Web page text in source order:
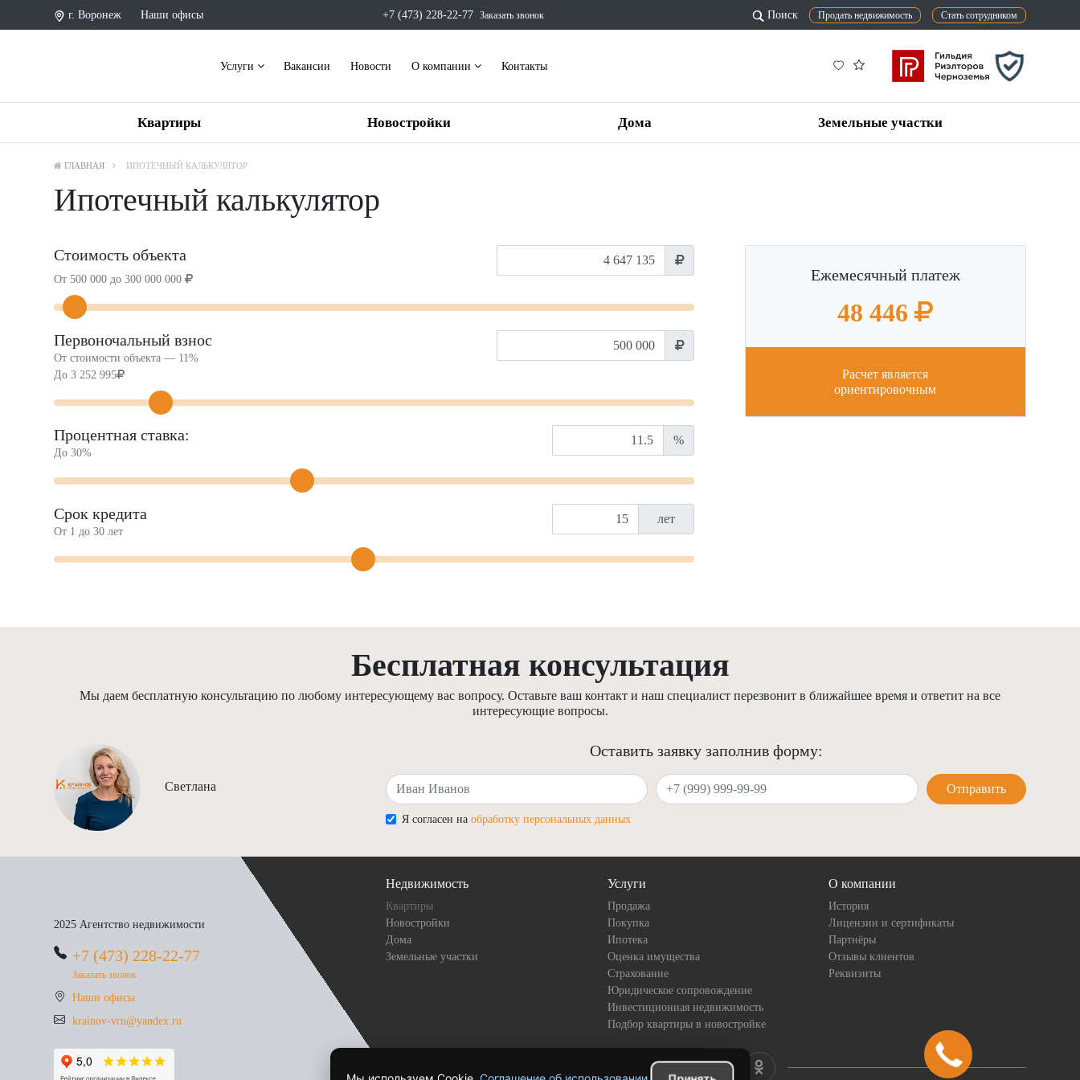
г. Воронеж Наши офисы +7 (473) 228-22-77 Заказать звонок Поиск Продать недвижимость Стать сотрудником
Услуги Вакансии Новости О компании Контакты
Квартиры Новостройки Дома Земельные участки
ГЛАВНАЯ ИПОТЕЧНЫЙ КАЛЬКУЛЯТОР
Ипотечный калькулятор
Стоимость объекта
От 500 000 до 300 000 000
Первоночальный взнос
От стоимости объекта — 11%
До 3 252 995
Процентная ставка:
До 30%
%
Срок кредита
От 1 до 30 лет
лет
Ежемесячный платеж
48 446
Расчет является
ориентировочным
Бесплатная консультация
Мы даем бесплатную консультацию по любому интересующему вас вопросу. Оставьте ваш контакт и наш специалист перезвонит в ближайшее время и ответит на все
интересующие вопросы.
Светлана
Оставить заявку заполнив форму:
Ваше имя Ваш телефон
Отправить
Я согласен наобработку персональных данных
2025 Агентство недвижимости
+7 (473) 228-22-77
Заказать звонок
Наши офисы
krainov-vrn@yandex.ru
Недвижимость
Квартиры
Новостройки
Дома
Земельные участки
Услуги
Продажа
Покупка
Ипотека
Оценка имущества
Страхование
Юридическое сопровождение
Инвестиционная недвижимость
Подбор квартиры в новостройке
О компании
История
Лицензии и сертификаты
Партнёры
Отзывы клиентов
Реквизиты